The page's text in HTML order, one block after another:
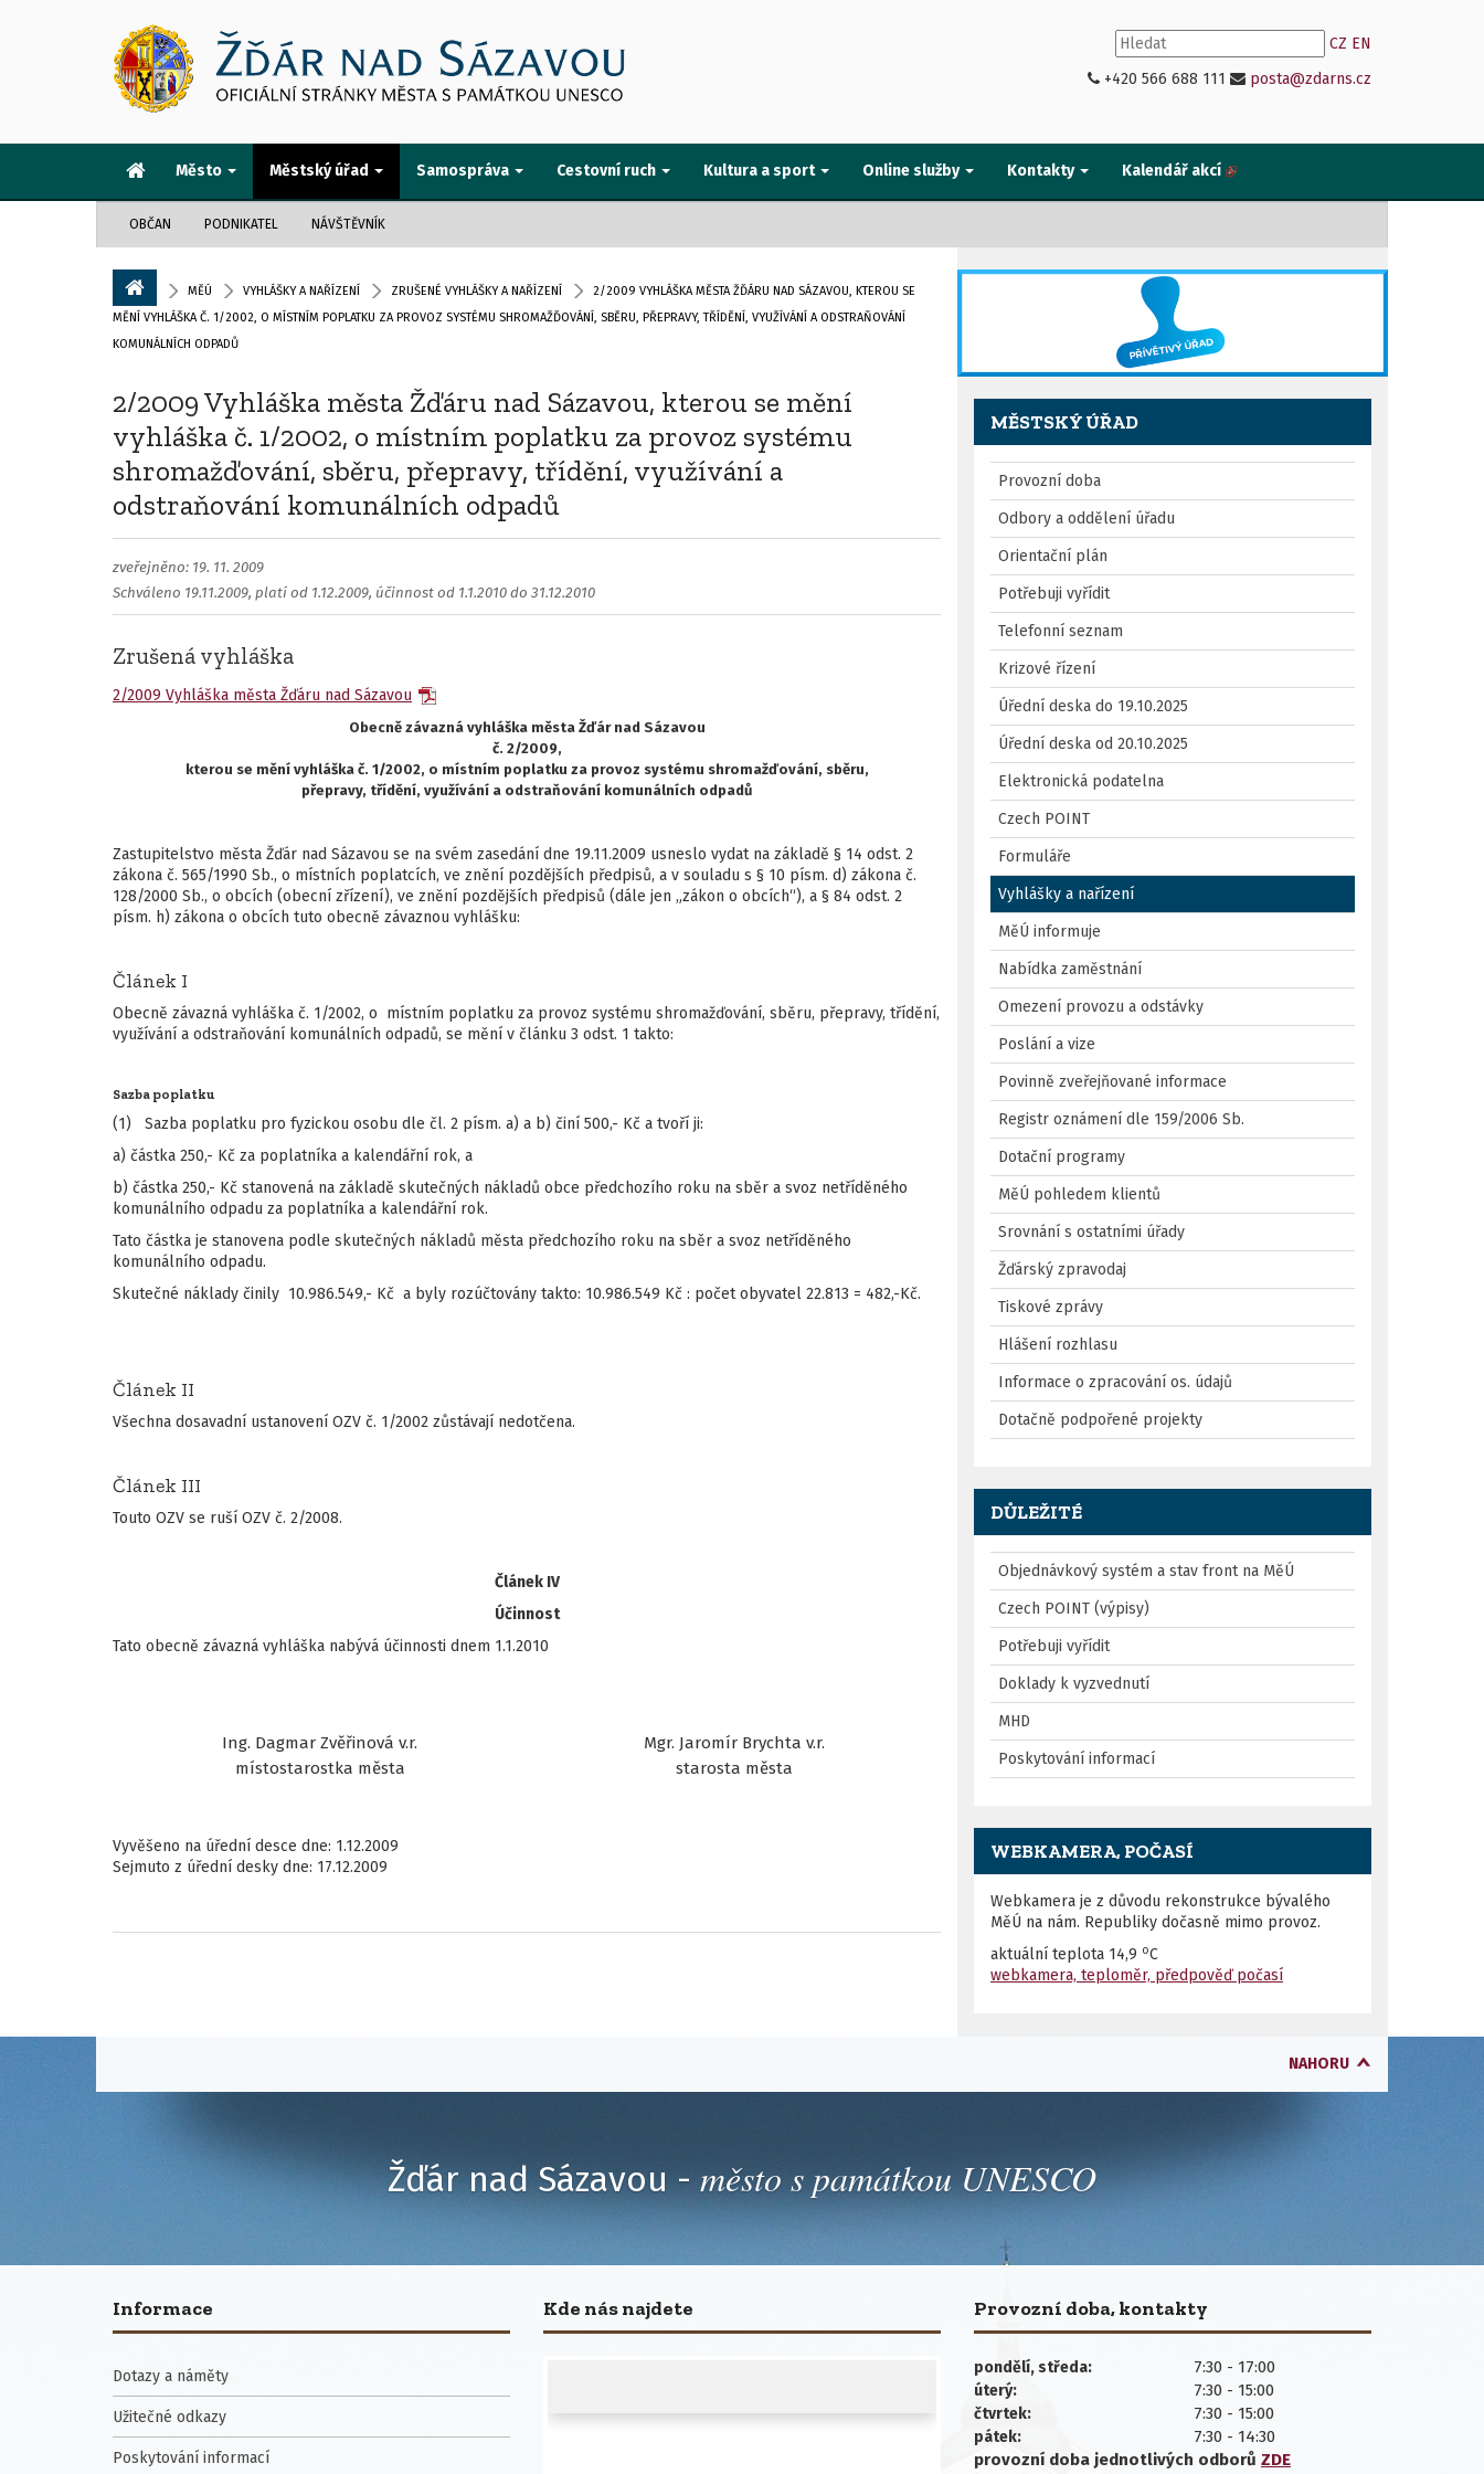
CZ EN
+420 566 688 111
posta@zdarns.cz
Město Městský úřad Samospráva Cestovní ruch Kultura a sport Online služby Kontakty Kalendář akcí
OBČAN PODNIKATEL NÁVŠTĚVNÍK
MĚÚ VYHLÁŠKY A NAŘÍZENÍ ZRUŠENÉ VYHLÁŠKY A NAŘÍZENÍ
2/2009 VYHLÁŠKA MĚSTA ŽĎÁRU NAD SÁZAVOU, KTEROU SE
MĚNÍ VYHLÁŠKA Č. 1/2002, O MÍSTNÍM POPLATKU ZA PROVOZ SYSTÉMU SHROMAŽĎOVÁNÍ, SBĚRU, PŘEPRAVY, TŘÍDĚNÍ, VYUŽÍVÁNÍ A ODSTRAŇOVÁNÍ
KOMUNÁLNÍCH ODPADŮ
2/2009 Vyhláška města Žďáru nad Sázavou, kterou se mění
vyhláška č. 1/2002, o místním poplatku za provoz systému
shromažďování, sběru, přepravy, třídění, využívání a
odstraňování komunálních odpadů
zveřejněno: 19. 11. 2009
Schváleno 19.11.2009, platí od 1.12.2009, účinnost od 1.1.2010 do 31.12.2010
Zrušená vyhláška
2/2009 Vyhláška města Žďáru nad Sázavou
Obecně závazná vyhláška města Žďár nad Sázavou
č. 2/2009,
kterou se mění vyhláška č. 1/2002, o místním poplatku za provoz systému shromažďování, sběru,
přepravy, třídění, využívání a odstraňování komunálních odpadů
Zastupitelstvo města Žďár nad Sázavou se na svém zasedání dne 19.11.2009 usneslo vydat na základě § 14 odst. 2
zákona č. 565/1990 Sb., o místních poplatcích, ve znění pozdějších předpisů, a v souladu s § 10 písm. d) zákona č.
128/2000 Sb., o obcích (obecní zřízení), ve znění pozdějších předpisů (dále jen „zákon o obcích“), a § 84 odst. 2
písm. h) zákona o obcích tuto obecně závaznou vyhlášku:
Článek I
Obecně závazná vyhláška č. 1/2002, o místním poplatku za provoz systému shromažďování, sběru, přepravy, třídění,
využívání a odstraňování komunálních odpadů, se mění v článku 3 odst. 1 takto:
Sazba poplatku
(1) Sazba poplatku pro fyzickou osobu dle čl. 2 písm. a) a b) činí 500,- Kč a tvoří ji:
a) částka 250,- Kč za poplatníka a kalendářní rok, a
b) částka 250,- Kč stanovená na základě skutečných nákladů obce předchozího roku na sběr a svoz netříděného
komunálního odpadu za poplatníka a kalendářní rok.
Tato částka je stanovena podle skutečných nákladů města předchozího roku na sběr a svoz netříděného
komunálního odpadu.
Skutečné náklady činily 10.986.549,- Kč a byly rozúčtovány takto: 10.986.549 Kč : počet obyvatel 22.813 = 482,-Kč.
Článek II
Všechna dosavadní ustanovení OZV č. 1/2002 zůstávají nedotčena.
Článek III
Touto OZV se ruší OZV č. 2/2008.
Článek IV
Účinnost
Tato obecně závazná vyhláška nabývá účinnosti dnem 1.1.2010
Ing. Dagmar Zvěřinová v.r.
Mgr. Jaromír Brychta v.r.
místostarostka města
starosta města
Vyvěšeno na úřední desce dne: 1.12.2009
Sejmuto z úřední desky dne: 17.12.2009
MĚSTSKÝ ÚŘAD
Provozní doba
Odbory a oddělení úřadu
Orientační plán
Potřebuji vyřídit
Telefonní seznam
Krizové řízení
Úřední deska do 19.10.2025
Úřední deska od 20.10.2025
Elektronická podatelna
Czech POINT
Formuláře
Vyhlášky a nařízení
MěÚ informuje
Nabídka zaměstnání
Omezení provozu a odstávky
Poslání a vize
Povinně zveřejňované informace
Registr oznámení dle 159/2006 Sb.
Dotační programy
MěÚ pohledem klientů
Srovnání s ostatními úřady
Žďárský zpravodaj
Tiskové zprávy
Hlášení rozhlasu
Informace o zpracování os. údajů
Dotačně podpořené projekty
DŮLEŽITÉ
Objednávkový systém a stav front na MěÚ
Czech POINT (výpisy)
Potřebuji vyřídit
Doklady k vyzvednutí
MHD
Poskytování informací
WEBKAMERA, POČASÍ
Webkamera je z důvodu rekonstrukce bývalého
MěÚ na nám. Republiky dočasně mimo provoz.
aktuální teplota 14,9 oC
webkamera, teploměr, předpověď počasí
NAHORU
Žďár nad Sázavou - město s památkou UNESCO
Informace
Dotazy a náměty
Užitečné odkazy
Poskytování informací
Provozní doba, kontakty
pondělí, středa: 7:30 - 17:00
úterý: 7:30 - 15:00
čtvrtek: 7:30 - 15:00
pátek:
7:30 - 14:30
provozní doba jednotlivých odborů ZDE
Kde nás najdete